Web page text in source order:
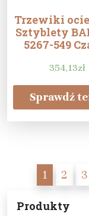
Trzewiki
Sztyblety
5267-549
354,13zł
Sprawdź
1 2 3
Produkty